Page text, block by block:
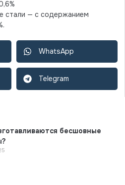
стали — с содержанием
WhatsApp
Telegram
бесшовные